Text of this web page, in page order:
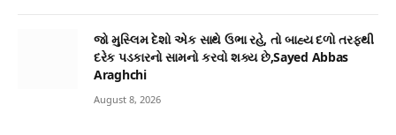
જો મુસ્લિમ દેશો એક સાથે ઉભા રહે, તો બાહ્ય દળો તરફથી
દરેક પડકારનો સામનો કરવો શક્ય છે,Sayed Abbas
Araghchi
August 8, 2026